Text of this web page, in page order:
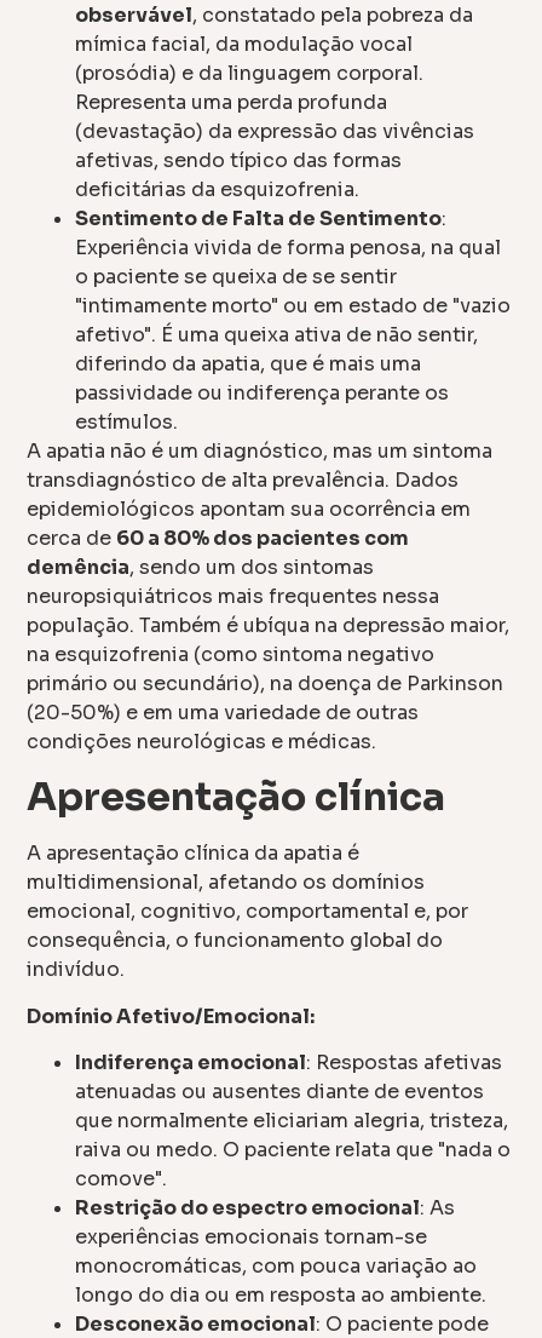
observável, constatado pela pobreza da
mímica facial, da modulação vocal
(prosódia) e da linguagem corporal.
Representa uma perda profunda
(devastação) da expressão das vivências
afetivas, sendo típico das formas
deficitárias da esquizofrenia.
Sentimento de Falta de Sentimento:
Experiência vivida de forma penosa, na qual
o paciente se queixa de se sentir
"intimamente morto" ou em estado de "vazio
afetivo". É uma queixa ativa de não sentir,
diferindo da apatia, que é mais uma
passividade ou indiferença perante os
estímulos.
A apatia não é um diagnóstico, mas um sintoma
transdiagnóstico de alta prevalência. Dados
epidemiológicos apontam sua ocorrência em
cerca de 60 a 80% dos pacientes com
demência, sendo um dos sintomas
neuropsiquiátricos mais frequentes nessa
população. Também é ubíqua na depressão maior,
na esquizofrenia (como sintoma negativo
primário ou secundário), na doença de Parkinson
(20-50%) e em uma variedade de outras
condições neurológicas e médicas.
Apresentação clínica
A apresentação clínica da apatia é
multidimensional, afetando os domínios
emocional, cognitivo, comportamental e, por
consequência, o funcionamento global do
indivíduo.
Domínio Afetivo/Emocional:
Indiferença emocional: Respostas afetivas
atenuadas ou ausentes diante de eventos
que normalmente eliciariam alegria, tristeza,
raiva ou medo. O paciente relata que "nada o
comove".
Restrição do espectro emocional: As
experiências emocionais tornam-se
monocromáticas, com pouca variação ao
longo do dia ou em resposta ao ambiente.
Desconexão emocional: O paciente pode